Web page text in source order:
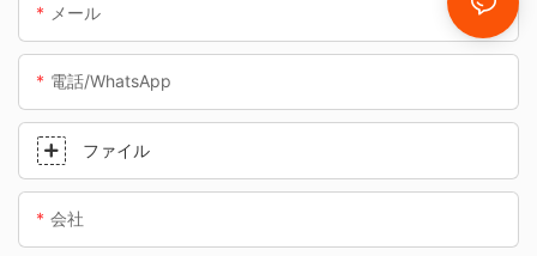
メール
電話/WhatsApp
ファイル
会社